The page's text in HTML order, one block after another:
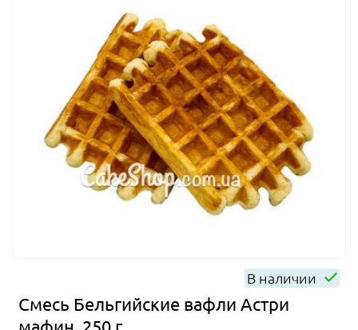
В наличии
Смесь Бельгийские вафли Астри